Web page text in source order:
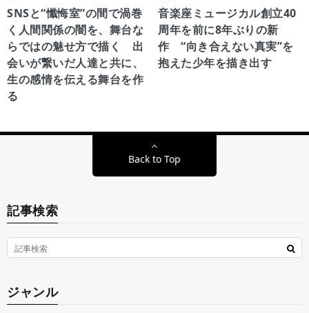
SNSと“懺悔室”の間で渦巻
く人間関係の闇を、舞台な
らではの魅せ方で描く 出
会いが繋いだ人達と共に、
生の感情を伝える舞台を作
る
音楽座ミュージカル創立40
周年を前に8年ぶりの新
作 “向き合えない真実”を
抱えた少年を描き出す
Back to Top
記事検索
ジャンル